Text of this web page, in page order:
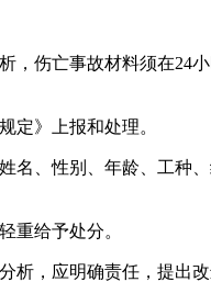
，伤亡事故材料须在24
定》上报和处理。
名、性别、年龄、工种
重给予处分。
析，应明确责任，提出